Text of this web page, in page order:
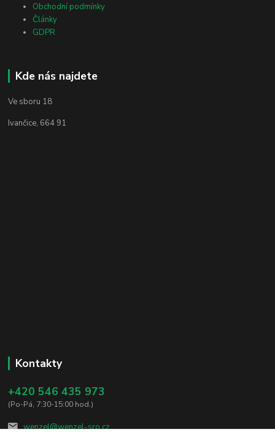
Obchodní podmínky
Články
GDPR
Kde nás najdete
Ve sboru 18
Ivančice, 664 91
Kontakty
+420 546 435 973
(Po-Pá, 7:30-15:00 hod.)
wenzel@wenzel-sro.cz